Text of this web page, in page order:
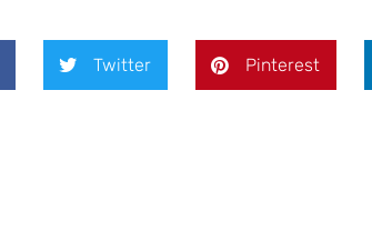
Twitter Pinterest